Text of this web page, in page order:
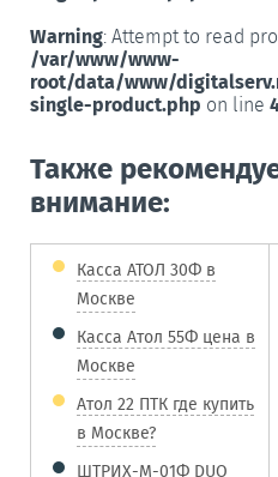
Warning: Attempt to read
/var/www/www-
root/data/www/
single-product.php on line
Также
внимание:
Касса АТОЛ 30Ф в
Москве
Касса Атол 55Ф цена в
Москве
Атол 22 ПТК где купить
в Москве?
ШТРИХ-М-01Ф DUO